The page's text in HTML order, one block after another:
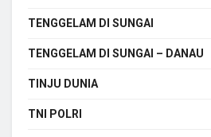
TENGGELAM DI SUNGAI
TENGGELAM DI SUNGAI – DANAU
TINJU DUNIA
TNI POLRI